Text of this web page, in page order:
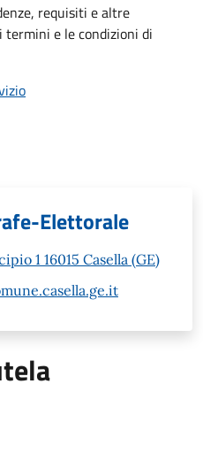
requisiti e altre
e le condizioni di
Elettorale
1 16015 Casella (GE)